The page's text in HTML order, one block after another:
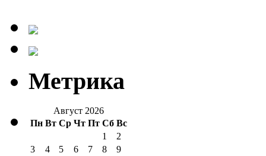
Метрика
Август 2026
Пн Вт Ср Чт Пт Сб Вс
1
2
3
4 5 6 7 8
9